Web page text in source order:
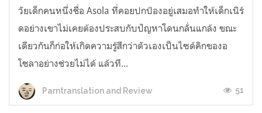
วัยเด็กคนหนึ่งชื่อ Asola ที่คอยปกป้องอยู่เสมอทำให้เด็กเนิร์
ดอย่างเขาไม่เคยต้องประสบกับปัญหาโดนกลั่นแกล้ง ขณะ
เดียวกันก็ก่อให้เกิดความรู้สึกว่าตัวเองเป็นไซด์คิกของอ
โซลาอย่างช่วยไม่ได้ แล้วที...
Parntranslation and Review 51